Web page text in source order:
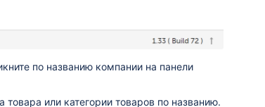
по названию компании на панели
или категории товаров по названию.